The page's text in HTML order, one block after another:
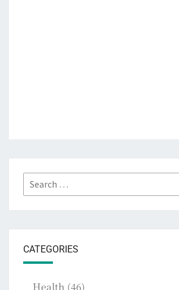
Search
for:
CATEGORIES
Health (46)